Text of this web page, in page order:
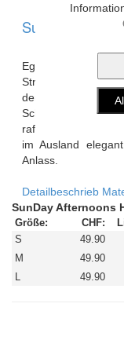
SunDay
Egal, ob Sie durch
Strassen in Ihrer
der Sie mit Stil
Schweißband und
raffiniertes
im Ausland
Anlass.
Detailbeschrieb
SunDay Afternoons
Größe: CHF:
S
49.90
M
49.90
L
49.90